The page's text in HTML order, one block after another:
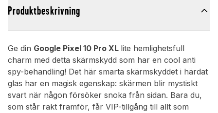
Produktbeskrivning
Ge din Google Pixel 10 Pro XL lite hemlighetsfull
charm med detta skärmskydd som har en cool anti
spy-behandling! Det här smarta skärmskyddet i härdat
glas har en magisk egenskap: skärmen blir mystiskt
svart när någon försöker snoka från sidan. Bara du,
som står rakt framför, får VIP-tillgång till allt som